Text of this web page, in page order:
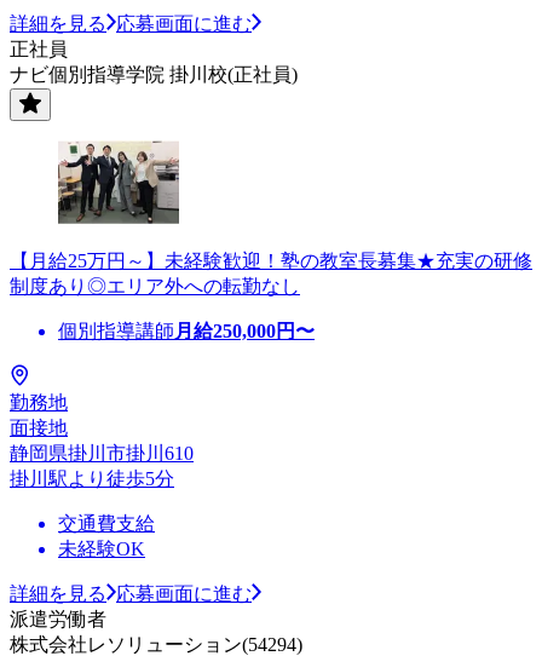
詳細を見る
応募画面に進む
正社員
ナビ個別指導学院 掛川校(正社員)
【月給25万円～】未経験歓迎！塾の教室長募集★充実の研修
制度あり◎エリア外への転勤なし
個別指導講師 月給250,000円〜
勤務地
面接地
静岡県掛川市掛川610
掛川駅より徒歩5分
交通費支給
未経験OK
詳細を見る
応募画面に進む
派遣労働者
株式会社レソリューション(54294)